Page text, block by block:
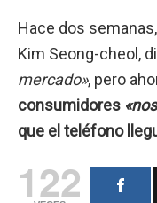
Hace dos
Kim Seong-cheol,
mercado», pero
consumidores
que el teléfono
122